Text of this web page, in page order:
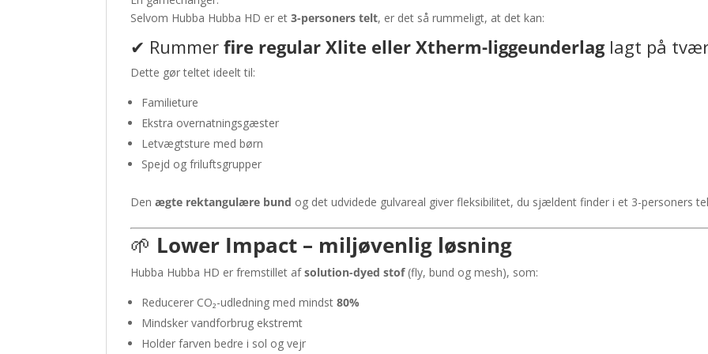
Selvom Hubba Hubba HD er et3-personers telt, er det så rummeligt, at det kan:
✔ Rummerfire regular Xlite eller Xtherm-liggeunderlaglagt på
Dette gør teltet ideelt til:
Familieture
Ekstra overnatningsgæster
Letvægtsture med børn
Spejd og friluftsgrupper
Denægte rektangulære bund og det udvidede gulvareal giver fleksibilitet, du sjældent finder i et 3-personers
🌱 Lower Impact – miljøvenlig løsning
Hubba Hubba HD er fremstillet afsolution-dyed stof(fly, bund og mesh), som:
Reducerer CO₂-udledning med mindst80%
Mindsker vandforbrug ekstremt
Holder farven bedre i sol og vejr